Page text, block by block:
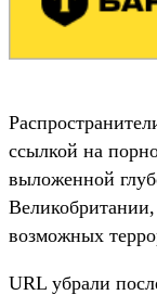
ссылкой на
выложенной
возможных
URL убрали